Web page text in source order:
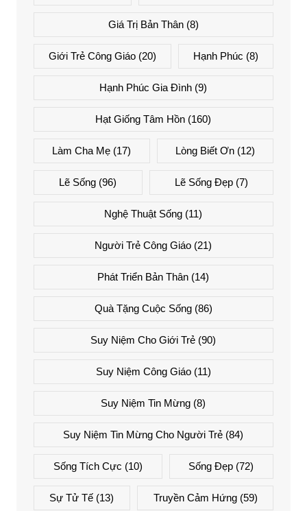
Giá Trị Bản Thân(8)
Giới Trẻ Công Giáo(20) Hạnh Phúc (8)
Hạnh Phúc Gia Đình (9)
Hạt Giống Tâm Hồn (160)
Làm Cha Mẹ (17) Lòng Biết Ơn(12)
Lẽ Sống (96) Lẽ Sống Đẹp(7)
Nghệ Thuật Sống (11)
Người Trẻ Công Giáo (21)
Phát Triển Bản Thân (14)
Quà Tặng Cuộc Sống(86)
Suy Niệm Cho Giới Trẻ (90)
Suy Niệm Công Giáo(11)
Suy Niệm Tin Mừng (8)
Suy Niệm Tin Mừng Cho Người Trẻ (84)
Sống Tích Cực (10) Sống Đẹp (72)
Sự Tử Tế (13) Truyền Cảm Hứng(59)